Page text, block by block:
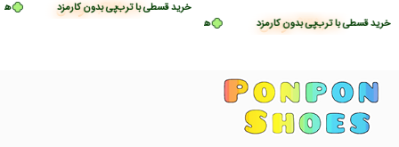
هر قسط قسطی با ترب‌پی بدون کارمزد
935,000 تومان
هر خرید قسطی با ترب‌پی بدون کارمزد
1,475,000 تومانهر قسط328,750 تومان • خرید قسطی با ترب‌پی بدون کارمزد هر قسط 321,250